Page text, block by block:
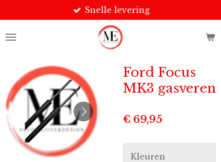
direct
naar
Snelle levering
Ford Focus
MK3 gasveren
€ 69,95
Kleuren